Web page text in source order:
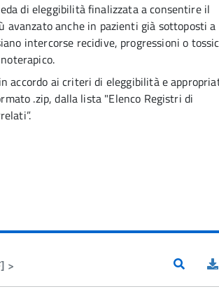
di eleggibilità finalizzata a consentire il
anche in pazienti già sottoposti a
intercorse recidive, progressioni o
accordo ai criteri di eleggibilità e
.zip, dalla lista "Elenco Registri di
>